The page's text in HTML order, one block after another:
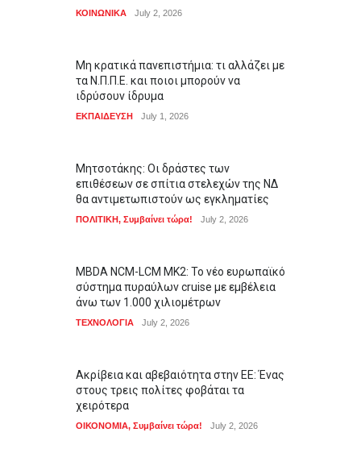
ΚΟΙΝΩΝΙΚΑ July 2, 2026
Μη κρατικά πανεπιστήμια: τι αλλάζει με
τα Ν.Π.Π.Ε. και ποιοι μπορούν να
ιδρύσουν ίδρυμα
ΕΚΠΑΙΔΕΥΣΗ July 1, 2026
Μητσοτάκης: Οι δράστες των
επιθέσεων σε σπίτια στελεχών της ΝΔ
θα αντιμετωπιστούν ως εγκληματίες
ΠΟΛΙΤΙΚΗ, Συμβαίνει τώρα! July 2, 2026
MBDA NCM-LCM MK2: Το νέο ευρωπαϊκό
σύστημα πυραύλων cruise με εμβέλεια
άνω των 1.000 χιλιομέτρων
ΤΕΧΝΟΛΟΓΙΑ July 2, 2026
Ακρίβεια και αβεβαιότητα στην ΕΕ: Ένας
στους τρεις πολίτες φοβάται τα
χειρότερα
ΟΙΚΟΝΟΜΙΑ, Συμβαίνει τώρα! July 2, 2026